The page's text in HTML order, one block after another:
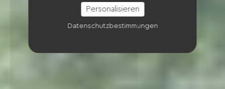
Personalisieren
Datenschutzbestimmungen